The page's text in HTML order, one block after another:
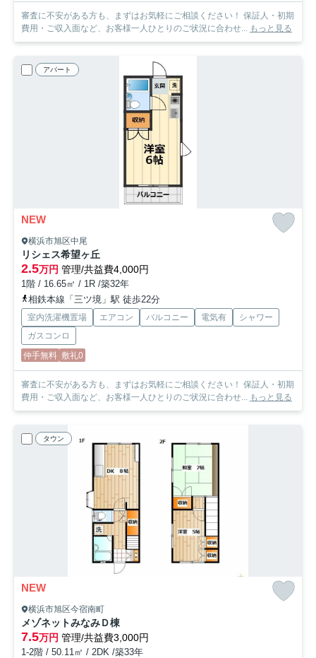
審査に不安がある方も、まずはお気軽にご相談ください！ 保証人・初期
費用・ご収入面など、お客様一人ひとりのご状況に合わせ... もっと見る
アパート
NEW
横浜市旭区中尾
リシェス希望ヶ丘
2.5万円 管理/共益費4,000円
1階 / 16.65㎡ / 1R /築32年
相鉄本線「三ツ境」駅 徒歩22分
室内洗濯機置場 エアコン バルコニー 電気有
シャワー
ガスコンロ
仲手無料 敷礼0
審査に不安がある方も、まずはお気軽にご相談ください！ 保証人・初期
費用・ご収入面など、お客様一人ひとりのご状況に合わせ...
もっと見る
タウン
NEW
横浜市旭区今宿南町
メゾネットみなみＤ棟
7.5万円 管理/共益費3,000円
1-2階 / 50.11㎡ / 2DK /築33年